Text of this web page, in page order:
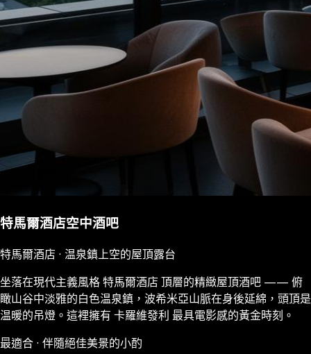
特馬爾酒店空中酒吧
特馬爾酒店 · 温泉鎮上空的屋頂露台
坐落在現代主義風格 特馬爾酒店 頂層的精緻屋頂酒吧 —— 俯
瞰山谷中淡雅的白色温泉鎮，波希米亞山脈在身後延綿，頭頂是
温暖的吊燈。這裡擁有 卡羅維發利 最具電影感的黃金時刻。
最適合 · 伴隨絕佳美景的小酌